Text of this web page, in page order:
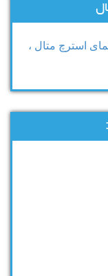
استرچ متال ،